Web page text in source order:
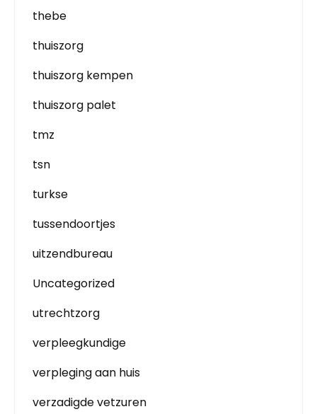
thebe
thuiszorg
thuiszorg kempen
thuiszorg palet
tmz
tsn
turkse
tussendoortjes
uitzendbureau
Uncategorized
utrechtzorg
verpleegkundige
verpleging aan huis
verzadigde vetzuren